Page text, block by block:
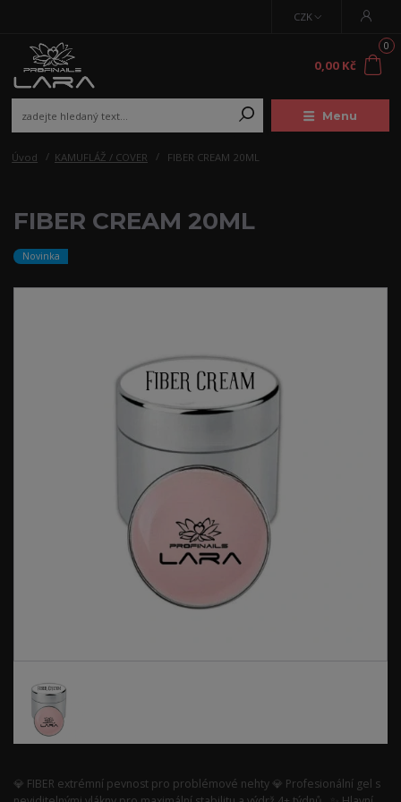
Menu
CZK
0
0,00 Kč
Úvod KAMUFLÁŽ / COVER FIBER CREAM 20ML
FIBER CREAM 20ML
Novinka
💎 FIBER extrémní pevnost pro problémové nehty 💎 Profesionální gel s